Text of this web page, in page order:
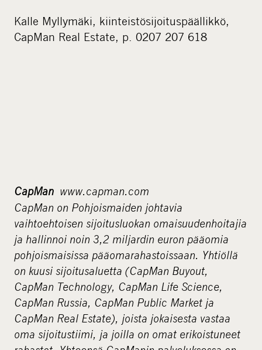
Kalle Myllymäki, kiinteistösijoituspäällikkö,
CapMan Real Estate, p. 0207 207 618
CapMan www.capman.com
CapMan on Pohjoismaiden johtavia
vaihtoehtoisen sijoitusluokan omaisuudenhoitajia
ja hallinnoi noin 3,2 miljardin euron pääomia
pohjoismaisissa pääomarahastoissaan. Yhtiöllä
on kuusi sijoitusaluetta (CapMan Buyout,
CapMan Technology, CapMan Life Science,
CapMan Russia, CapMan Public Market ja
CapMan Real Estate), joista jokaisesta vastaa
oma sijoitustiimi, ja joilla on omat erikoistuneet